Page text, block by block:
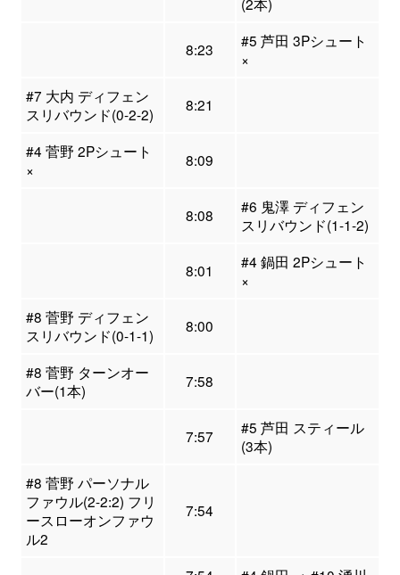
8:23
#5 芦田 3Pシュート
×
#7 大内 ディフェン
スリバウンド(0-2-2)
8:21
#4 菅野 2Pシュート
×
8:09
8:08
#6 鬼澤 ディフェン
スリバウンド(1-1-2)
8:01
#4 鍋田 2Pシュート
×
#8 菅野 ディフェン
スリバウンド(0-1-1)
8:00
#8 菅野 ターンオー
バー(1本)
7:58
7:57
#5 芦田 スティール
(3本)
#8 菅野 パーソナル
ファウル(2-2:2) フリ
ースローオンファウ
ル2
7:54